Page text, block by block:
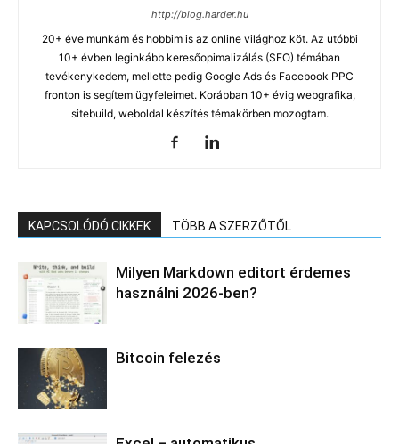
http://blog.harder.hu
20+ éve munkám és hobbim is az online világhoz köt. Az utóbbi
10+ évben leginkább keresőopimalizálás (SEO) témában
tevékenykedem, mellette pedig Google Ads és Facebook PPC
fronton is segítem ügyfeleimet. Korábban 10+ évig webgrafika,
sitebuild, weboldal készítés témakörben mozogtam.
KAPCSOLÓDÓ CIKKEK TÖBB A SZERZŐTŐL
Milyen Markdown editort érdemes
használni 2026-ben?
Bitcoin felezés